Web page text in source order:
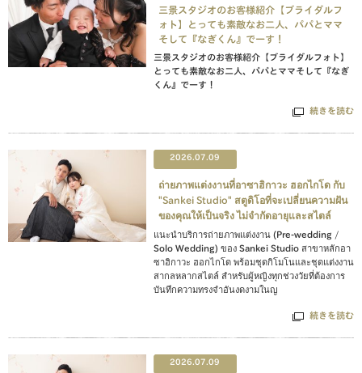
三景スタジオのお客様紹介【ブライダルフ
ォト】とっても素敵なお二人、パパとママ
そして『なぎくん』でーす！
三景スタジオのお客様紹介【ブライダルフォト】
とっても素敵なお二人、パパとママそして『なぎ
くん』でーす！
続きを読む
2026.07.09
ถ่ายภาพแต่งงานที่อาซาฮิกาวะ ฮอกไกโด กับ
"Sankei Studio" สตูดิโอที่จะเปลี่ยนความฝัน
ของคุณให้เป็นจริง ไม่จำกัดอายุและสไตล์
แนะนำบริการถ่ายภาพแต่งงาน (Pre-wedding /
Solo Wedding) ของ Sankei Studio สาขาหลักอา
ซาฮิกาวะ ฮอกไกโด พร้อมชุดกิโมโนและชุดแต่งงาน
สากลหลากสไตล์ สำหรับผู้หญิงทุกช่วงวัยที่ต้องการ
บันทึกความทรงจำอันงดงามในญ
続きを読む
2026.07.09